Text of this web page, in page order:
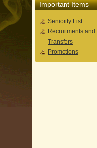
Important Items
Seniority List
Recruitments and
Transfers
Promotions